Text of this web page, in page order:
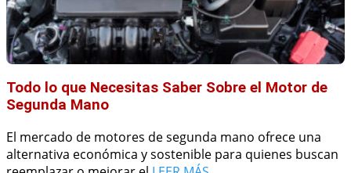
Todo lo que Necesitas Saber Sobre el Motor de
Segunda Mano
El mercado de motores de segunda mano ofrece una
alternativa económica y sostenible para quienes buscan